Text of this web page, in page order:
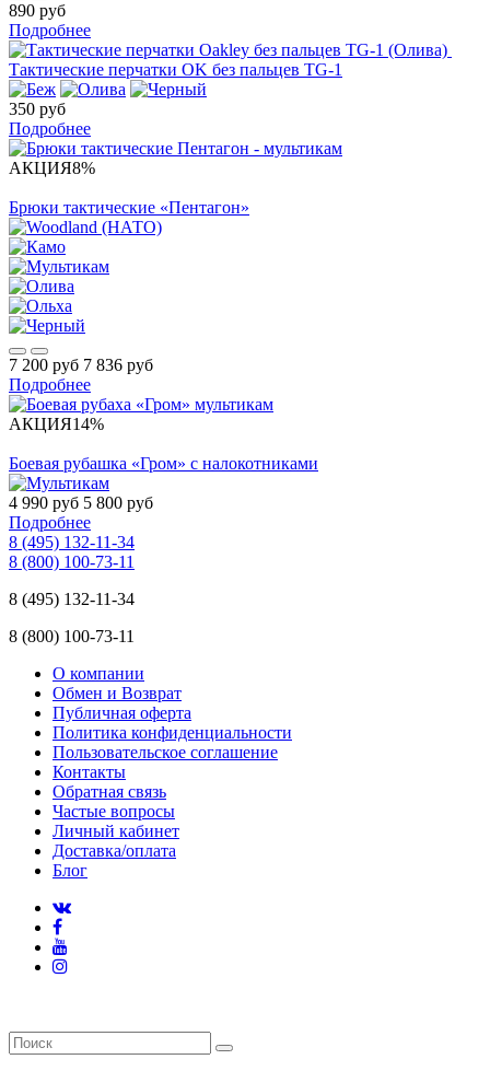
890 руб
Подробнее
Тактические перчатки OK без пальцев TG-1
350 руб
Подробнее
АКЦИЯ8%
Брюки тактические «Пентагон»
7 200 руб 7 836 руб
Подробнее
АКЦИЯ14%
Боевая рубашка «Гром» с налокотниками
4 990 руб 5 800 руб
Подробнее
8 (495) 132-11-34
8 (800) 100-73-11
8 (495) 132-11-34
8 (800) 100-73-11
О компании
Обмен и Возврат
Публичная оферта
Политика конфиденциальности
Пользовательское соглашение
Контакты
Обратная связь
Частые вопросы
Личный кабинет
Доставка/оплата
Блог